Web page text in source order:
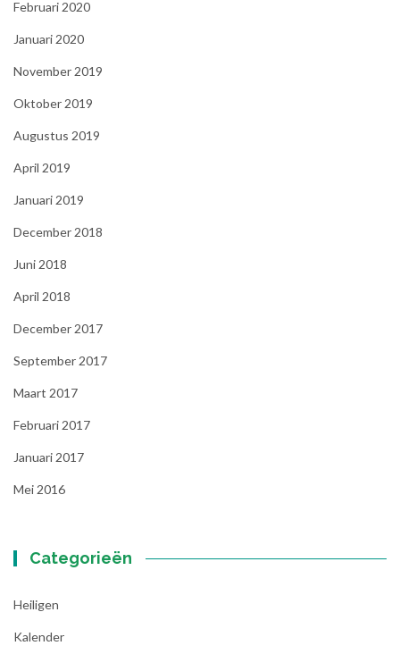
Februari 2020
Januari 2020
November 2019
Oktober 2019
Augustus 2019
April 2019
Januari 2019
December 2018
Juni 2018
April 2018
December 2017
September 2017
Maart 2017
Februari 2017
Januari 2017
Mei 2016
Categorieën
Heiligen
Kalender